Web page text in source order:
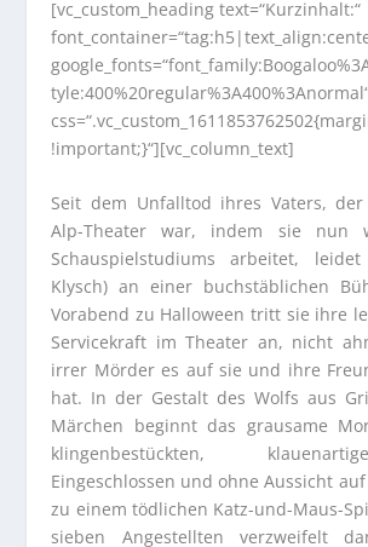
[vc_custom_heading text=“Kurzinhalt:“
!important;}“][vc_column_text]
Seit dem Unfalltod ihres Vaters,
Alp-Theater war, indem sie nun
Schauspielstudiums arbeitet,
Klysch) an einer buchstäblichen
Vorabend zu Halloween tritt sie ihre
Servicekraft im Theater an, nicht
irrer Mörder es auf sie und ihre
hat. In der Gestalt des Wolfs aus
Märchen beginnt das grausame
klingenbestückten,
Eingeschlossen und ohne Aussicht
zu einem tödlichen Katz-und-Maus-
sieben Angestellten verzweifelt